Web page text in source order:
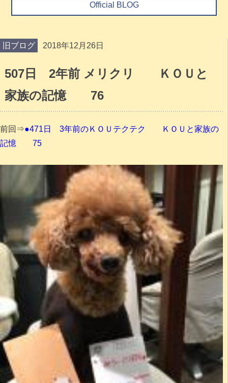
Official BLOG
旧ブログ 2018年12月26日
507日 2年前 メリクリ ＫＯＵと
家族の記憶 76
前回⇒●471日 3年前のＫＯＵテクテク ＫＯＵと家族の
記憶 75